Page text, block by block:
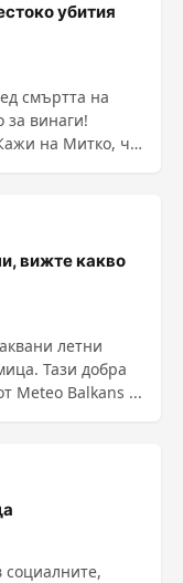
убития
смъртта на
за винаги!
на Митко, че
вижте какво
летни
Тази добра
Meteo Balkans ...